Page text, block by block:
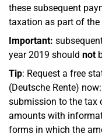
these subsequent
taxation as part of
Important:
year 2019 should not
Tip: Request a free
(Deutsche Rente)
submission to the tax
amounts with
forms in which the